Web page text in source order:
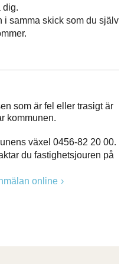
dig.
i samma skick som du själv
som är fel eller trasigt är
kommunen.
växel 0456-82 20 00.
du fastighetsjouren på
online